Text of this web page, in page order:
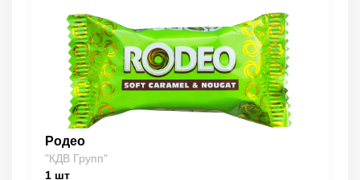
Родео
"КДВ Групп"
1 шт